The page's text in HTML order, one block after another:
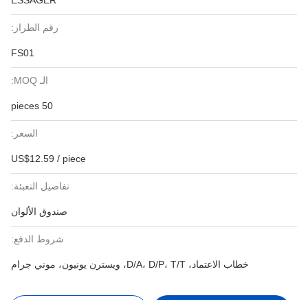
رقم الطراز:
FS01
الـ MOQ:
50 pieces
السعر:
US$12.59 / piece
تفاصيل التعبئة:
صندوق الألوان
شروط الدفع:
خطاب الاعتماد، D/A، D/P، T/T، ويسترن يونيون، موني جرام